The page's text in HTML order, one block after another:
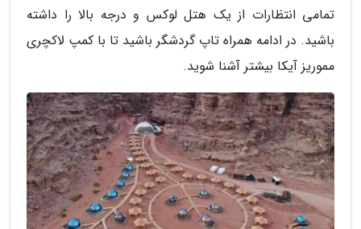
تمامی انتظارات از یک هتل لوکس و درجه بالا را داشته
باشید. در ادامه همراه تاپ گردشگر باشید تا با کمپ لاکچری
مموریز آیکا بیشتر آشنا شوید.